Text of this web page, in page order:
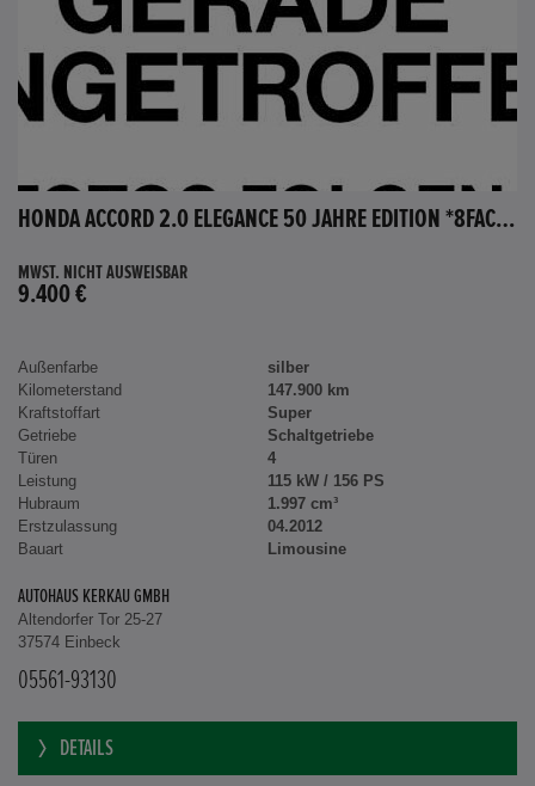
HONDA ACCORD 2.0 ELEGANCE 50 JAHRE EDITION *8FACH BEREIFT*
MWST. NICHT AUSWEISBAR
9.400 €
Außenfarbe
silber
Kilometerstand
147.900 km
Kraftstoffart
Super
Getriebe
Schaltgetriebe
Türen
4
Leistung
115 kW / 156 PS
Hubraum
1.997 cm³
Erstzulassung
04.2012
Bauart
Limousine
AUTOHAUS KERKAU GMBH
Altendorfer Tor 25-27
37574 Einbeck
05561-93130
DETAILS